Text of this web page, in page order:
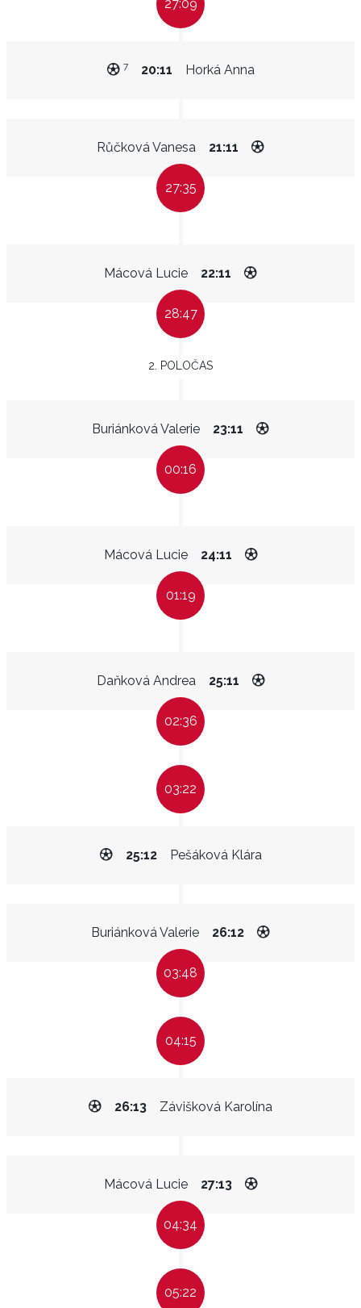
27:09
Horká Anna
20:11
7
Růčková Vanesa 21:11
27:35
Mácová Lucie 22:11
28:47
2. POLOČAS
Buriánková Valerie 23:11
00:16
Mácová Lucie 24:11
01:19
Daňková Andrea 25:11
02:36
03:22
Pešáková Klára
25:12
Buriánková Valerie 26:12
03:48
04:15
Závišková Karolína
26:13
Mácová Lucie 27:13
04:34
05:22